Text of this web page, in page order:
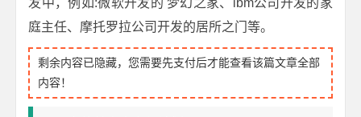
发中，例如:微软开发的 梦幻之家、ibm公司开发的家
庭主任、摩托罗拉公司开发的居所之门等。
剩余内容已隐藏，您需要先支付后才能查看该篇文章全部
内容！